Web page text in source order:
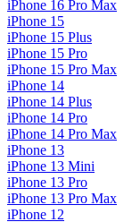
iPhone 16 Pro Max
iPhone 15
iPhone 15 Plus
iPhone 15 Pro
iPhone 15 Pro Max
iPhone 14
iPhone 14 Plus
iPhone 14 Pro
iPhone 14 Pro Max
iPhone 13
iPhone 13 Mini
iPhone 13 Pro
iPhone 13 Pro Max
iPhone 12